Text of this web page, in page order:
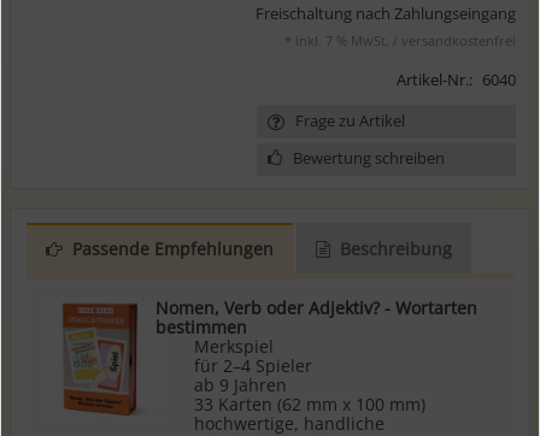
Freischaltung nach Zahlungseingang
* inkl. 7 % MwSt. / versandkostenfrei
Artikel-Nr.: 6040
Frage zu Artikel
Bewertung schreiben
Passende Empfehlungen Beschreibung
Nomen, Verb oder Adjektiv? - Wortarten
bestimmen
Merkspiel
für 2–4 Spieler
ab 9 Jahren
33 Karten (62 mm x 100 mm)
hochwertige, handliche